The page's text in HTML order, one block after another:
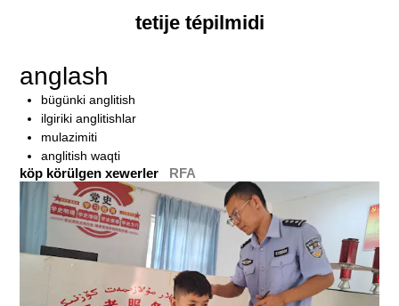
tetije tépilmidi
anglash
bügünki anglitish
ilgiriki anglitishlar
mulazimiti
anglitish waqti
köp körülgen xewerler RFA